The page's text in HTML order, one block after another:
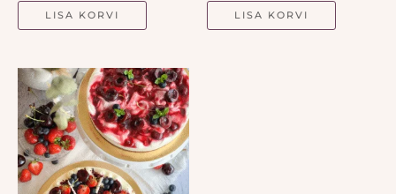
LISA KORVI LISA KORVI